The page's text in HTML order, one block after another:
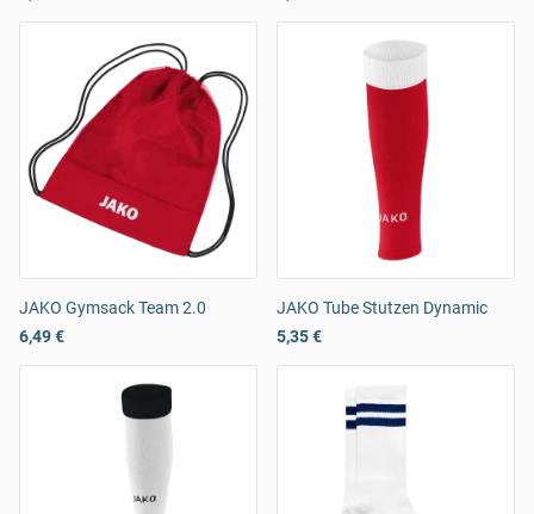
JAKO Gymsack Team 2.0
6,49 €
JAKO Tube Stutzen Dynamic
5,35 €